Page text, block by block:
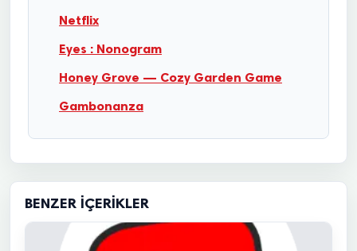
Netflix
Eyes : Nonogram
Honey Grove — Cozy Garden Game
Gambonanza
BENZER İÇERIKLER